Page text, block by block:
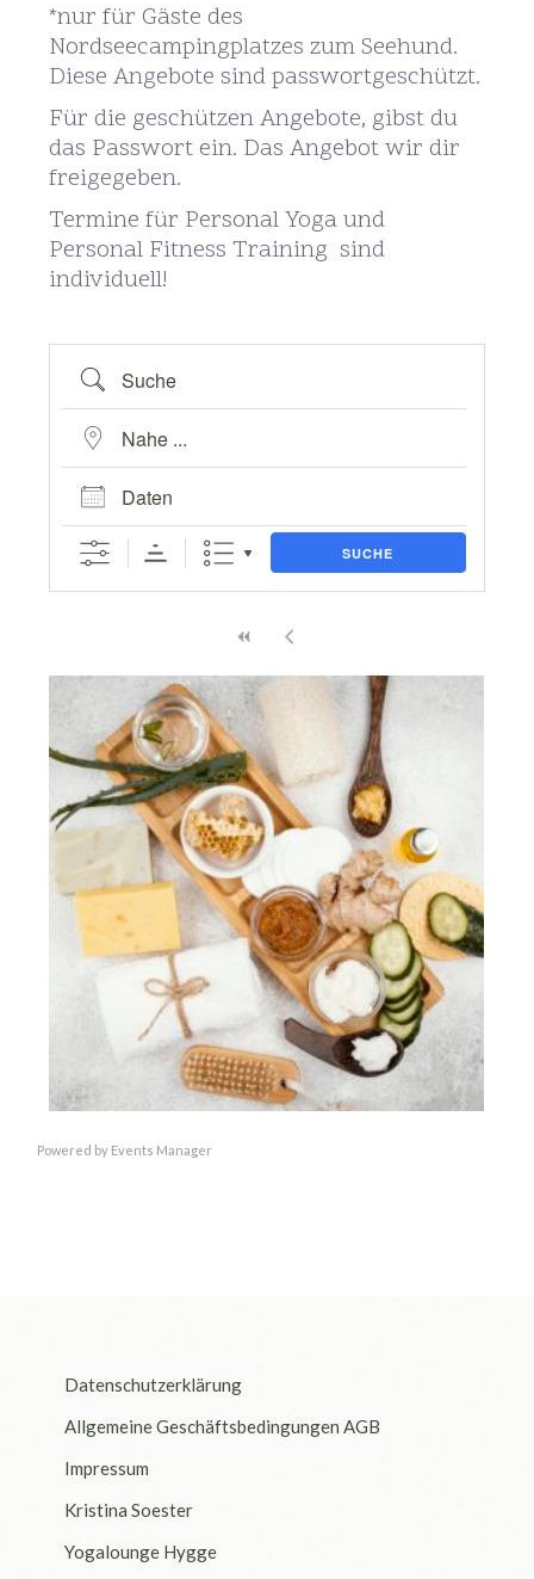
*nur für Gäste des
Nordseecampingplatzes zum Seehund.
Diese Angebote sind passwortgeschützt.
Für die geschützen Angebote, gibst du
das Passwort ein. Das Angebot wir dir
freigegeben.
Termine für Personal Yoga und
Personal Fitness Training sind
individuell!
SUCHE
Powered by Events Manager
Datenschutzerklärung
Allgemeine Geschäftsbedingungen AGB
Impressum
Kristina Soester
Yogalounge Hygge